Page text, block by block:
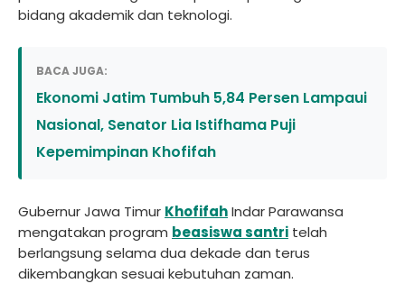
bidang akademik dan teknologi.
BACA JUGA:
Ekonomi Jatim Tumbuh 5,84 Persen Lampaui
Nasional, Senator Lia Istifhama Puji
Kepemimpinan Khofifah
Gubernur Jawa Timur KhofifahIndar Parawansa
mengatakan program beasiswa santri telah
berlangsung selama dua dekade dan terus
dikembangkan sesuai kebutuhan zaman.